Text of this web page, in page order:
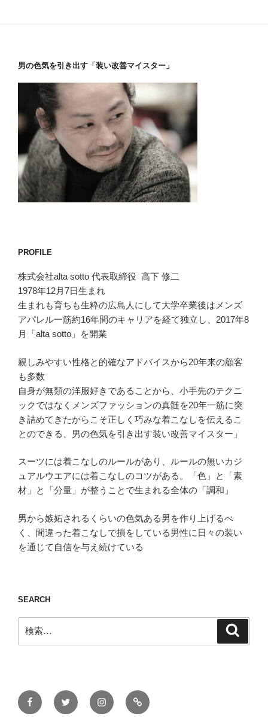
男の色気を引き出す「装い改善マイスター」
PROFILE
株式会社alta sotto 代表取締役 高下 修二
1978年12月7日生まれ
生まれも育ちも生粋の広島人にして大学卒業後はメンズ
アパレル一筋約16年間のキャリアを経て独立し、2017年8
月「alta sotto」を開業
親しみやすい性格と的確なアドバイスから20年来の顧客
も多数
自身が無類の洋服好きであることから、小手先のテクニ
ックではなくメンズファッションの真髄を20年一筋に突
き詰めてきたからこそ正しく巧みな着こなしを伝えるこ
とのできる、男の色気を引き出す装い改善マイスター」
スーツには着こなしのルールがあり、ルールの無いカジ
ュアルウエアには着こなしのコツがある。「色」と「素
材」と「分量」が整うことで生まれる全体の「調和」
男から嫉妬されるくらいの色気ある男を作り上げるべ
く、間違った着こなしで損をしている男性に日々の装い
を通じて自信を与え続けている
SEARCH
索:
FacebookTwitter InstagramONLINE
STORE